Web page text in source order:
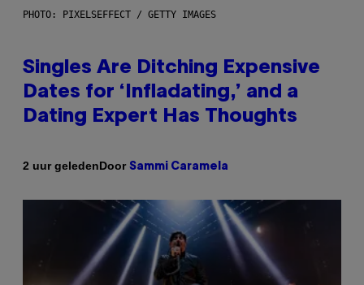
PHOTO: PIXELSEFFECT / GETTY IMAGES
Singles Are Ditching Expensive
Dates for ‘Infladating,’ and a
Dating Expert Has Thoughts
2 uur geledenDoor Sammi Caramela